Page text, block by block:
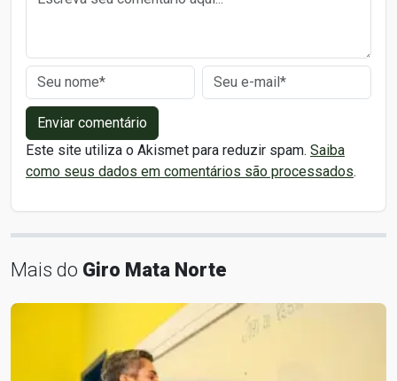
Enviar comentário
Este site utiliza o Akismet para reduzir spam. Saiba
como seus dados em comentários são processados.
Mais do Giro Mata Norte